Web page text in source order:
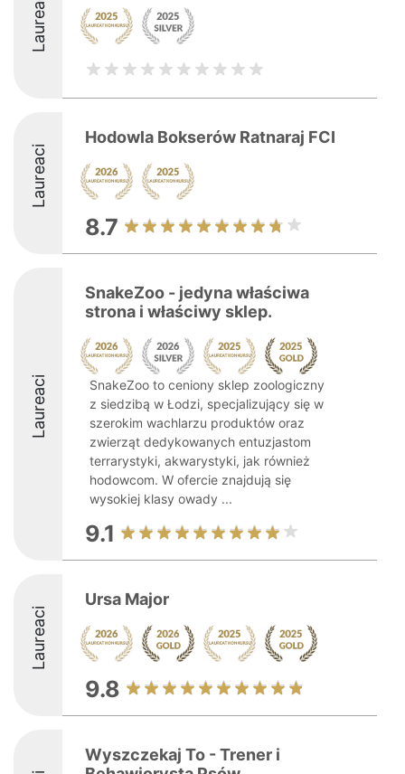
Laureaci
Laureaci
Hodowla Bokserów Ratnaraj FCI
8.7
Laureaci
SnakeZoo - jedyna właściwa
strona i właściwy sklep.
SnakeZoo to ceniony sklep zoologiczny
z siedzibą w Łodzi, specjalizujący się w
szerokim wachlarzu produktów oraz
zwierząt dedykowanych entuzjastom
terrarystyki, akwarystyki, jak również
hodowcom. W ofercie znajdują się
wysokiej klasy owady ...
9.1
Laureaci
Ursa Major
9.8
Wyszczekaj To - Trener i